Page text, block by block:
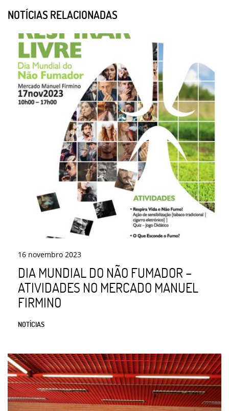
NOTÍCIAS RELACIONADAS
16 novembro 2023
DIA MUNDIAL DO NÃO FUMADOR –
ATIVIDADES NO MERCADO MANUEL
FIRMINO
NOTÍCIAS